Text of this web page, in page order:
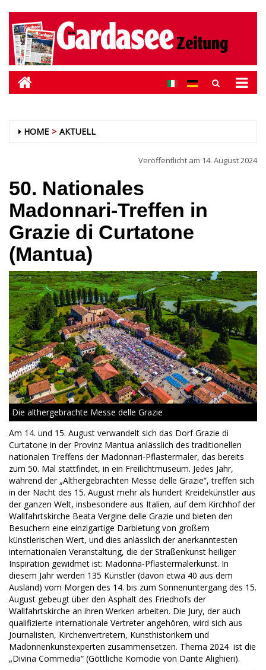
HOME AKTUELL
Veröffentlicht am 14. August 2024
50. Nationales
Madonnari-Treffen in
Grazie di Curtatone
(Mantua)
Die althergebrachte Messe delle Grazie
Am 14. und 15. August verwandelt sich das Dorf Grazie di
Curtatone in der Provinz Mantua anlässlich des traditionellen
nationalen Treffens der Madonnari-Pflastermaler, das bereits
zum 50. Mal stattfindet, in ein Freilichtmuseum. Jedes Jahr,
während der „Althergebrachten Messe delle Grazie“, treffen sich
in der Nacht des 15. August mehr als hundert Kreidekünstler aus
der ganzen Welt, insbesondere aus Italien, auf dem Kirchhof der
Wallfahrtskirche Beata Vergine delle Grazie und bieten den
Besuchern eine einzigartige Darbietung von großem
künstlerischen Wert, und dies anlässlich der anerkanntesten
internationalen Veranstaltung, die der Straßenkunst heiliger
Inspiration gewidmet ist: Madonna-Pflastermalerkunst. In
diesem Jahr werden 135 Künstler (davon etwa 40 aus dem
Ausland) vom Morgen des 14. bis zum Sonnenuntergang des 15.
August gebeugt über den Asphalt des Friedhofs der
Wallfahrtskirche an ihren Werken arbeiten. Die Jury, der auch
qualifizierte internationale Vertreter angehören, wird sich aus
Journalisten, Kirchenvertretern, Kunsthistorikern und
Madonnenkunstexperten zusammensetzen. Thema 2024 ist die
„Divina Commedia“ (Göttliche Komödie von Dante Alighieri).